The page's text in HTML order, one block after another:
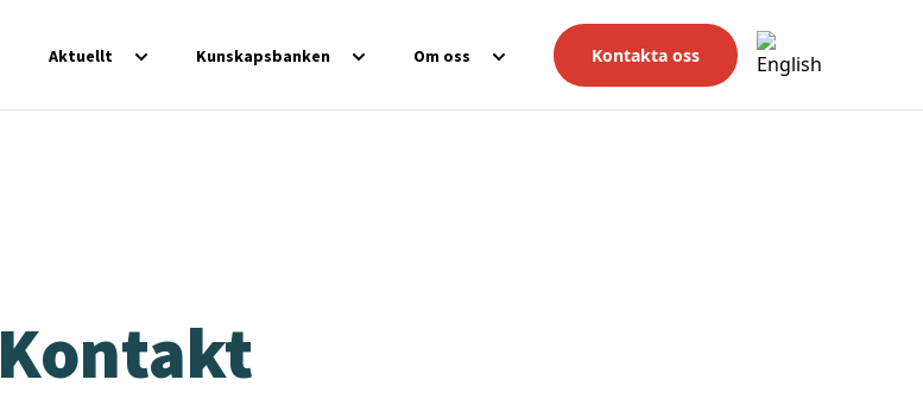
Aktuellt Kunskapsbanken Om oss Kontakta oss
Kontakt